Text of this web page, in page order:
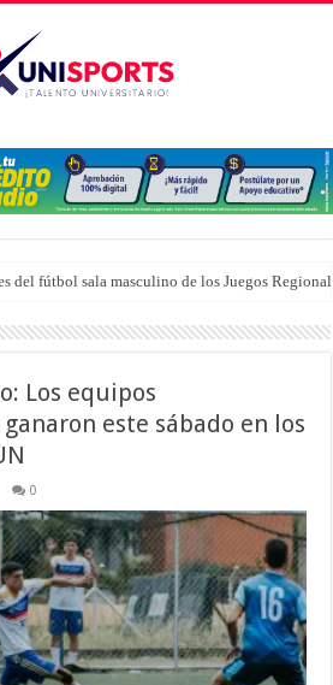
del fútbol sala masculino de los Juegos
Los equipos
este sábado en los
0